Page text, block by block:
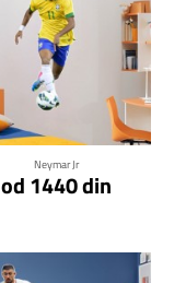
Neymar Jr
od 1440 din
Klikni za detalje